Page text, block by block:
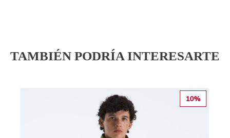
TAMBIÉN PODRÍA INTERESARTE
10%